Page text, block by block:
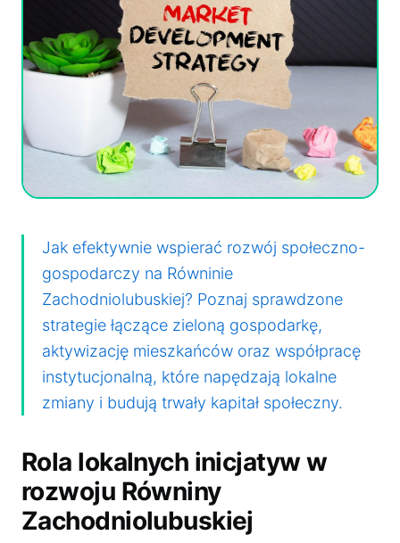
Jak efektywnie wspierać rozwój społeczno-
gospodarczy na Równinie
Zachodniolubuskiej? Poznaj sprawdzone
strategie łączące zieloną gospodarkę,
aktywizację mieszkańców oraz współpracę
instytucjonalną, które napędzają lokalne
zmiany i budują trwały kapitał społeczny.
Rola lokalnych inicjatyw w
rozwoju Równiny
Zachodniolubuskiej